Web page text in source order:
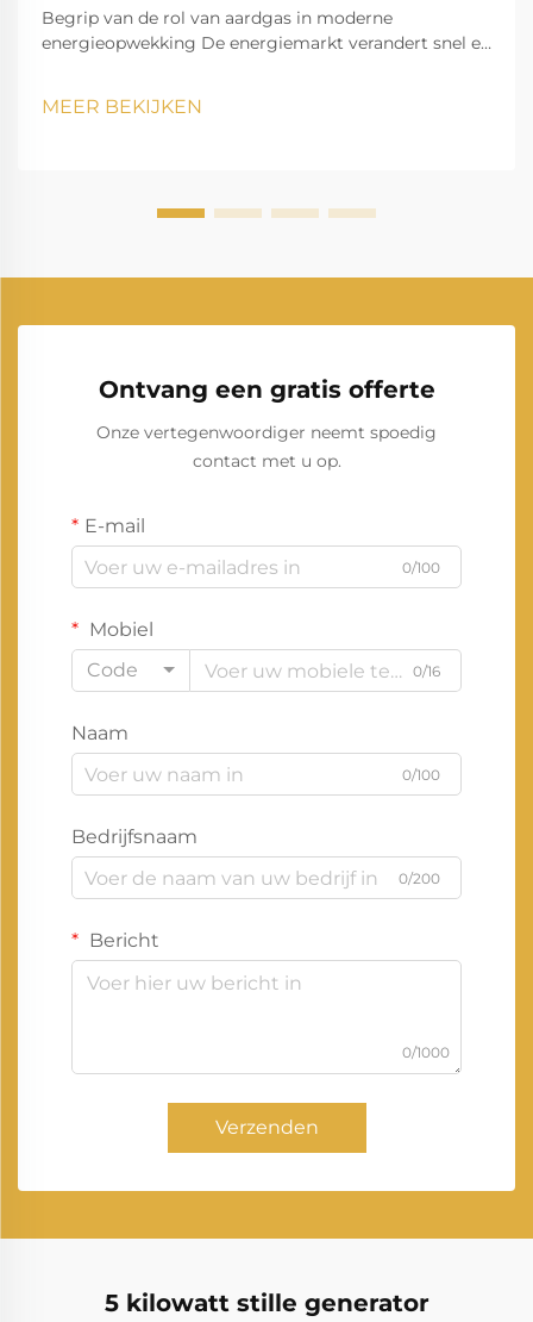
Begrip van de rol van aardgas in moderne
energieopwekking De energiemarkt verandert snel en
wereldwijd streven naar schonere, efficiëntere...
MEER BEKIJKEN
Ontvang een gratis offerte
Onze vertegenwoordiger neemt spoedig
contact met u op.
E-mail
0/100
Mobiel
Code
0/16
Naam
0/100
Bedrijfsnaam
0/200
Bericht
0/1000
Verzenden
5 kilowatt stille generator